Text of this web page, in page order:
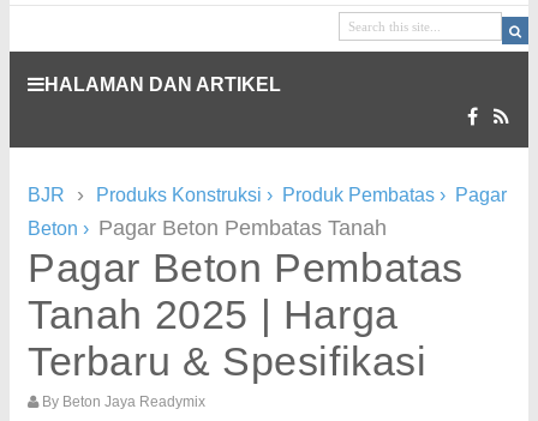
HALAMAN DAN ARTIKEL
BJR › Produks Konstruksi › Produk Pembatas › Pagar
Beton › Pagar Beton Pembatas Tanah
Pagar Beton Pembatas
Tanah 2025 | Harga
Terbaru & Spesifikasi
By Beton Jaya Readymix